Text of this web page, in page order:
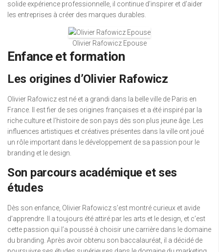
solide expérience professionnelle, il continue d’inspirer et d’aider
les entreprises à créer des marques durables.
Olivier Rafowicz Epouse
Enfance et formation
Les origines d’Olivier Rafowicz
Olivier Rafowicz est né et a grandi dans la belle ville de Paris en
France. Il est fier de ses origines françaises et a été inspiré par la
riche culture et l’histoire de son pays dès son plus jeune âge. Les
influences artistiques et créatives présentes dans la ville ont joué
un rôle important dans le développement de sa passion pour le
branding et le design.
Son parcours académique et ses
études
Dès son enfance, Olivier Rafowicz s’est montré curieux et avide
d’apprendre. Il a toujours été attiré par les arts et le design, et c’est
cette passion qui l’a poussé à choisir une carrière dans le domaine
du branding. Après avoir obtenu son baccalauréat, il a décidé de